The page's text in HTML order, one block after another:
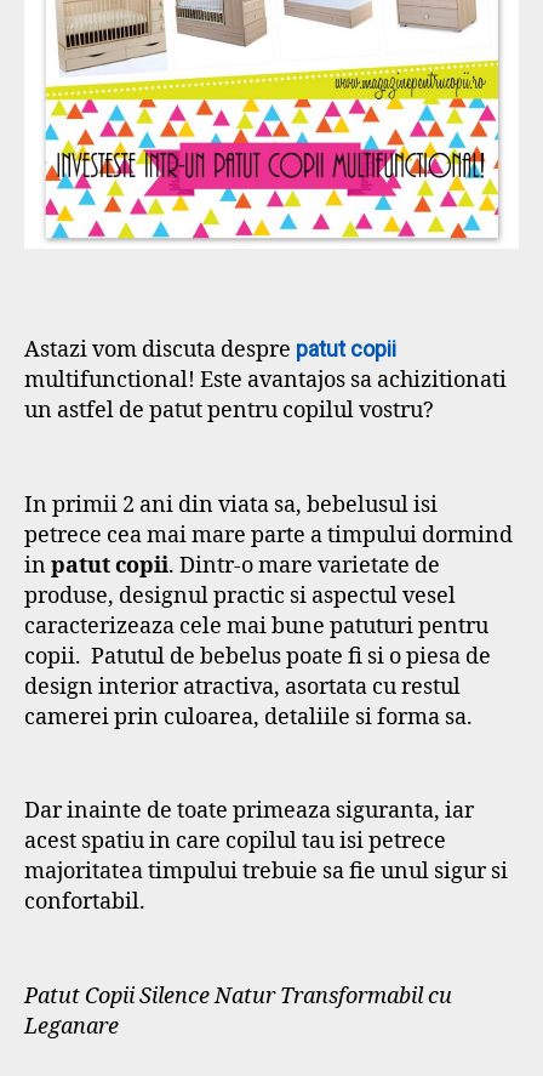
Astazi vom discuta despre patut copii
multifunctional! Este avantajos sa achizitionati
un astfel de patut pentru copilul vostru?
In primii 2 ani din viata sa, bebelusul isi
petrece cea mai mare parte a timpului dormind
inpatut copii. Dintr-o mare varietate de
produse, designul practic si aspectul vesel
caracterizeaza cele mai bune patuturi pentru
copii. Patutul de bebelus poate fi si o piesa de
design interior atractiva, asortata cu restul
camerei prin culoarea, detaliile si forma sa.
Dar inainte de toate primeaza siguranta, iar
acest spatiu in care copilul tau isi petrece
majoritatea timpului trebuie sa fie unul sigur si
confortabil.
Patut Copii Silence Natur Transformabil cu
Leganare